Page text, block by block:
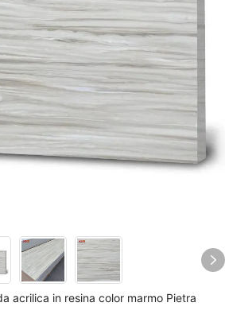
acrilica in resina color marmo Pietra